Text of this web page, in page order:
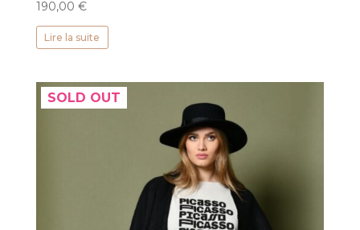
190,00 €
Lire la suite
SOLD OUT